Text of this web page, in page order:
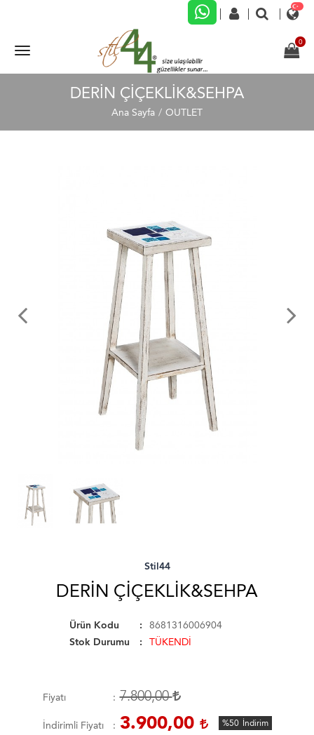
DERIN ÇIÇEKLIK&SEHPA
Ana Sayfa OUTLET
Stil44
DERIN ÇIÇEKLIK&SEHPA
Ürün Kodu
8681316006904
Stok Durumu
TÜKENDİ
Fiyatı 7.800,00
İndirimli Fiyatı 3.900,00 %50 İndirim